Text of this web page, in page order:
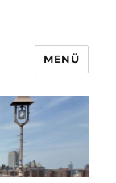
MENÜ